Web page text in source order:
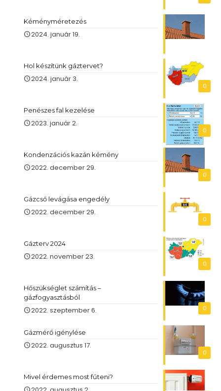
Kéményméretezés
2024. január 19.
0
Hol készítünk gáztervet?
2024. január 3.
0
Penészes fal kezelése
2023. január 2.
0
Kondenzációs kazán kémény
2022. december 29.
0
Gázcső levágása engedély
2022. december 29.
0
Gázterv 2024
2022. november 23.
0
Hőszükséglet számítás –
gázfogyasztásból
2022. szeptember 6.
0
Gázmérő igénylése
2022. augusztus 17.
Mivel érdemes most fűteni?